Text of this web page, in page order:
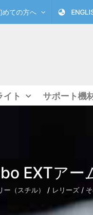
めての方へ
イト サポート機
EXTアー
ー（スチル） レリーズ /